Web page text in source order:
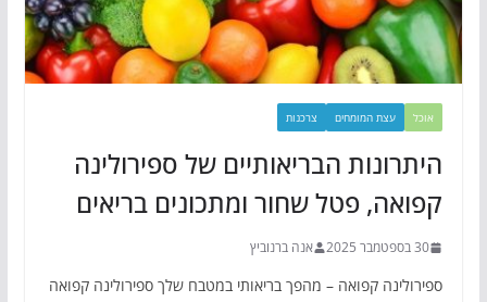
אוכל עצת המומחים צרכנות
היתרונות הבריאותיים של ספירולינה
קפואה, פטל שחור ומתכונים בריאים
30 בספטמבר 2025 אנה ברנוביץ
ספירולינה קפואה – מהפך בריאותי במטבח שלך ספירולינה קפואה